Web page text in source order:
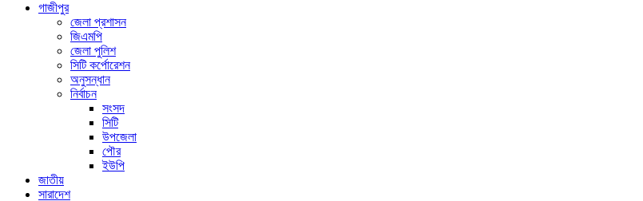
গাজীপুর
জেলা প্রশাসন
জিএমপি
জেলা পুলিশ
সিটি কর্পোরেশন
অনুসন্ধান
নির্বাচন
সংসদ
সিটি
উপজেলা
পৌর
ইউপি
জাতীয়
সারাদেশ